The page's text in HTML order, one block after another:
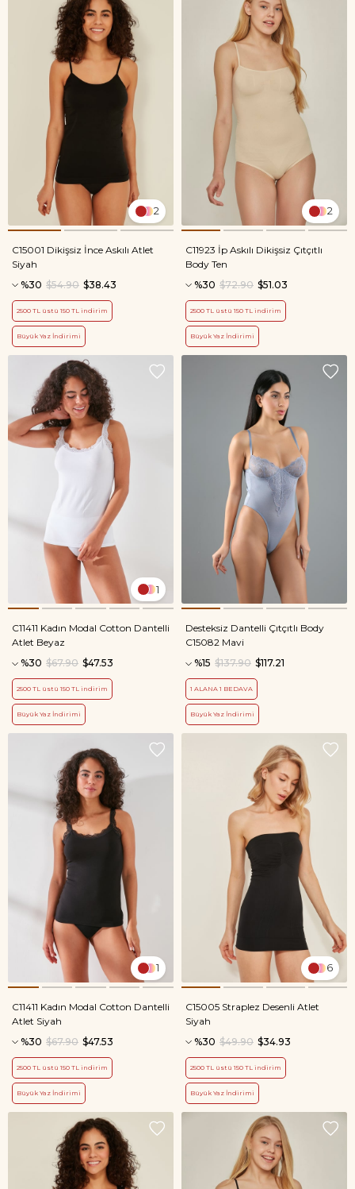
2
C15001 Dikişsiz İnce Askılı Atlet
Siyah
%30
$38.43
$54.90
2500 TL üstü 150 TL indirim
Büyük Yaz İndirimi
2
C11923 İp Askılı Dikişsiz Çıtçıtlı
Body Ten
%30
$51.03
$72.90
2500 TL üstü 150 TL indirim
Büyük Yaz İndirimi
1
C11411 Kadın Modal Cotton Dantelli
Atlet Beyaz
%30
$47.53
$67.90
2500 TL üstü 150 TL indirim
Büyük Yaz İndirimi
Desteksiz Dantelli Çıtçıtlı Body
C15082 Mavi
%15
$117.21
$137.90
1 ALANA 1 BEDAVA
Büyük Yaz İndirimi
1
C11411 Kadın Modal Cotton Dantelli
Atlet Siyah
%30
$47.53
$67.90
2500 TL üstü 150 TL indirim
Büyük Yaz İndirimi
6
C15005 Straplez Desenli Atlet
Siyah
%30
$34.93
$49.90
2500 TL üstü 150 TL indirim
Büyük Yaz İndirimi